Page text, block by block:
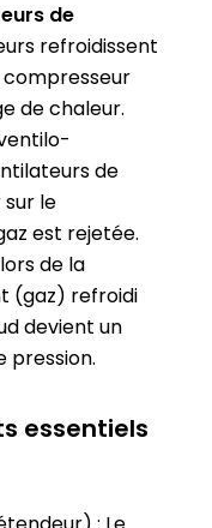
de
refroidissent
de chaleur.
de
le
est rejetée.
de la
(gaz) refroidi
devient un
pression.
essentiels